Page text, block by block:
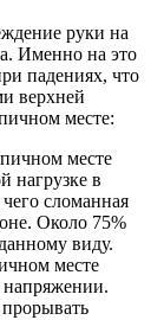
руки на
Именно на это
падениях, что
верхней
месте:
месте
нагрузке в
чего сломанная
Около 75%
виду.
месте
напряжении.